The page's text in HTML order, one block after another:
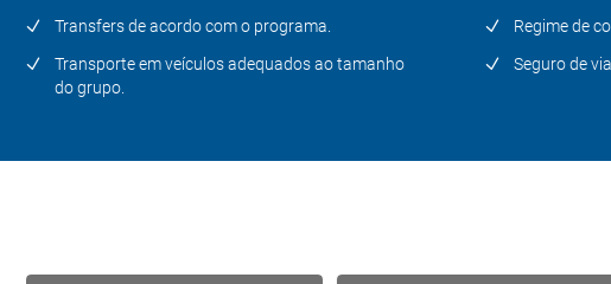
Transfers de acordo com o programa.
Transporte em veículos adequados ao tamanho
do grupo.
Regime de
Seguro de